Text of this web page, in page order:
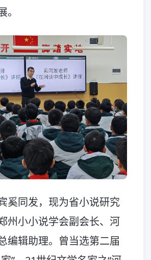
奚同发，现为省小说研究
州小小说学会副会长、河
编辑助理。曾当选第二届